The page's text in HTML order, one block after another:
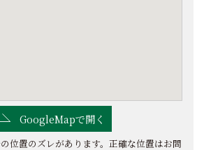
GoogleMapで開く
位置のズレがあります。正確な位置はお問